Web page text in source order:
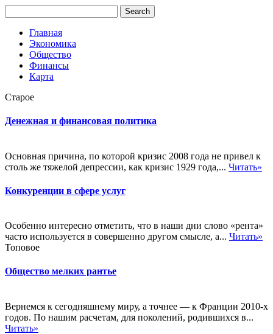
Главная
Экономика
Общество
Финансы
Карта
Старое
Денежная и финансовая политика
Основная причина, по которой кризис 2008 года не привел к
столь же тяжелой депрессии, как кризис 1929 года,... Читать»
Конкуренции в сфере услуг
Особенно интересно отметить, что в наши дни слово «рента»
часто используется в совершенно другом смысле, а... Читать»
Топовое
Общество мелких рантье
Вернемся к сегодняшнему миру, а точнее — к Франции 2010-х
годов. По нашим расчетам, для поколений, родившихся в...
Читать»